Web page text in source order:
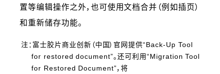
置等编辑操作之外，也可使用文档合并（例如插页）
和重新储存功能。
注：富士胶片商业创新（中国）官网提供“Back-Up Tool
for restored document”。还可利用“Migration Tool
for Restored Document”，将